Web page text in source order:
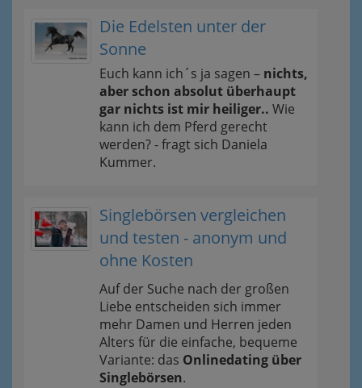
Die Edelsten unter der
Sonne
Euch kann ich´s ja sagen – nichts,
aber schon absolut überhaupt
gar nichts ist mir heiliger.. Wie
kann ich dem Pferd gerecht
werden? - fragt sich Daniela
Kummer.
Singlebörsen vergleichen
und testen - anonym und
ohne Kosten
Auf der Suche nach der großen
Liebe entscheiden sich immer
mehr Damen und Herren jeden
Alters für die einfache, bequeme
Variante: das Onlinedating über
Singlebörsen.